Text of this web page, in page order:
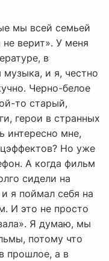
мы всей семьей
верит». У меня
в
музыка, и я, честно
Черно-белое
то старый,
герои в странных
интересно мне,
Но уже
А когда фильм
сидели на
я поймал себя на
И это не просто
Я думаю, мы
потому что
прошлое, а в